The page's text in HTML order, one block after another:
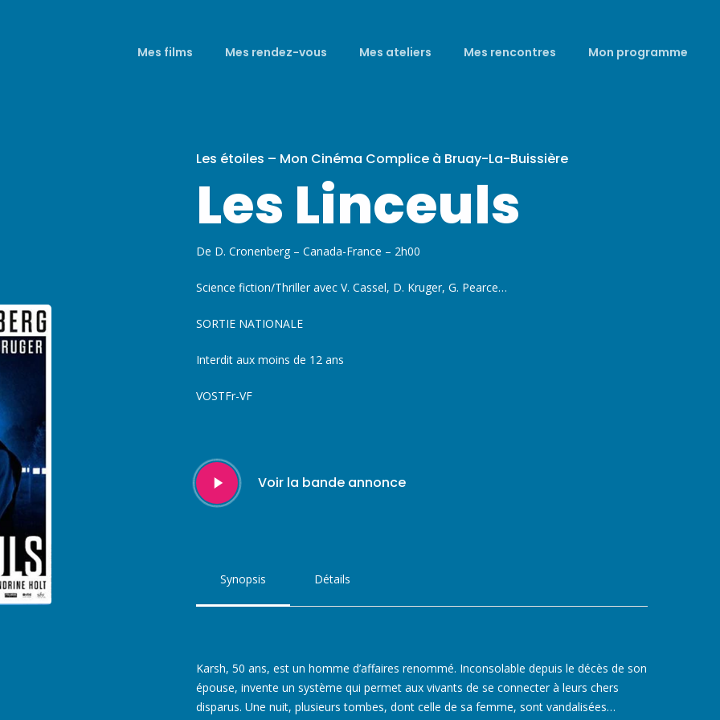
Mes films Mes rendez-vous Mes ateliers Mes rencontres Mon programme
Les étoiles – Mon Cinéma Complice à Bruay-La-Buissière
Les Linceuls
De D. Cronenberg – Canada-France – 2h00
Science fiction/Thriller avec V. Cassel, D. Kruger, G. Pearce…
SORTIE NATIONALE
Interdit aux moins de 12 ans
VOSTFr-VF
Play
Video
Voir la bande annonce
Synopsis Détails
Karsh, 50 ans, est un homme d’affaires renommé. Inconsolable depuis le décès de son
épouse, invente un système qui permet aux vivants de se connecter à leurs chers
disparus. Une nuit, plusieurs tombes, dont celle de sa femme, sont vandalisées…